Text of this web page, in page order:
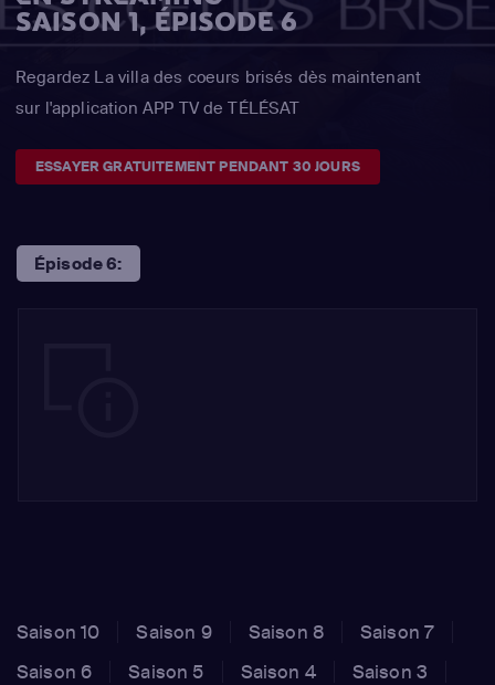
SAISON 1, ÉPISODE 6
Regardez La villa des coeurs brisés dès maintenant
sur l'application APP TV de TÉLÉSAT
ESSAYER GRATUITEMENT PENDANT 30 JOURS
Épisode 6:
Saison 10 Saison 9 Saison 8
Saison 7
Saison 6
Saison 5 Saison 4
Saison 3